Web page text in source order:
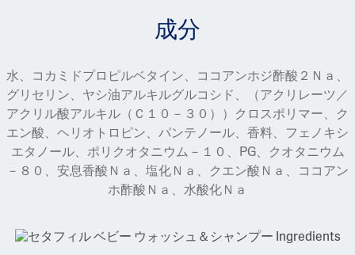
成分
水、コカミドプロピルベタイン、ココアンホジ酢酸２Ｎａ、
グリセリン、ヤシ油アルキルグルコシド、（アクリレーツ／
アクリル酸アルキル（Ｃ１０－３０））クロスポリマー、ク
エン酸、ヘリオトロピン、パンテノール、香料、フェノキシ
エタノール、ポリクオタニウム－１０、PG、クオタニウム
－８０、安息香酸Ｎａ、塩化Ｎａ、クエン酸Ｎａ、ココアン
ホ酢酸Ｎａ、水酸化Ｎａ